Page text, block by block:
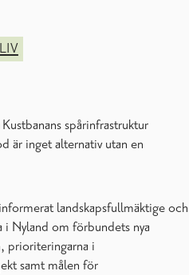
spårinfrastruktur
är inget alternativ utan en
landskapsfullmäktige och
Nyland om förbundets nya
prioriteringarna i
samt målen för